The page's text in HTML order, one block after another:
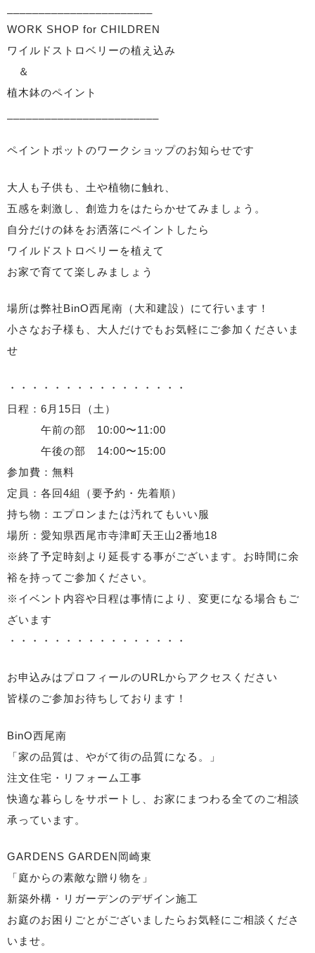
WORK SHOP for CHILDREN
ワイルドストロベリーの植え込み
＆
植木鉢のペイント
ペイントポットのワークショップのお知らせです
大人も子供も、土や植物に触れ、
五感を刺激し、創造力をはたらかせてみましょう。
自分だけの鉢をお洒落にペイントしたら
ワイルドストロベリーを植えて
お家で育てて楽しみましょう
場所は弊社BinO西尾南（大和建設）にて行います！
小さなお子様も、大人だけでもお気軽にご参加くださいま
せ
・・・・・・・・・・・・・・・・
日程：6月15日（土）
午前の部 10:00〜11:00
午後の部 14:00〜15:00
参加費：無料
定員：各回4組（要予約・先着順）
持ち物：エプロンまたは汚れてもいい服
場所：愛知県西尾市寺津町天王山2番地18
※終了予定時刻より延長する事がございます。お時間に余
裕を持ってご参加ください。
※イベント内容や日程は事情により、変更になる場合もご
ざいます
・・・・・・・・・・・・・・・・
お申込みはプロフィールのURLからアクセスください
皆様のご参加お待ちしております！
BinO西尾南
「家の品質は、やがて街の品質になる。」
注文住宅・リフォーム工事
快適な暮らしをサポートし、お家にまつわる全てのご相談
承っています。
GARDENS GARDEN岡崎東
「庭からの素敵な贈り物を」
新築外構・リガーデンのデザイン施工
お庭のお困りごとがございましたらお気軽にご相談くださ
いませ。